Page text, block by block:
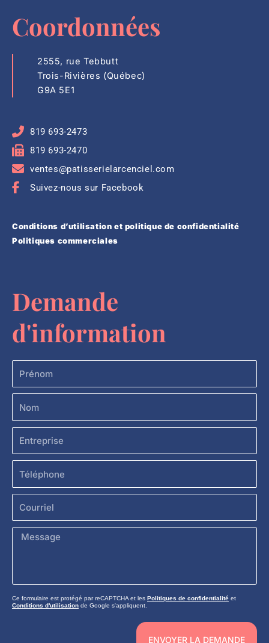
Coordonnées
2555, rue Tebbutt
Trois-Rivières (Québec)
G9A 5E1
819 693-2473
819 693-2470
ventes@patisserielarcenciel.com
Suivez-nous sur Facebook
Conditions d’utilisation et politique de confidentialité
Politiques commerciales
Demande
d'information
Message
Ce formulaire est protégé par reCAPTCHA et les Politiques de confidentialité et
Conditions d'utilisation de Google s'appliquent.
ENVOYER LA DEMANDE